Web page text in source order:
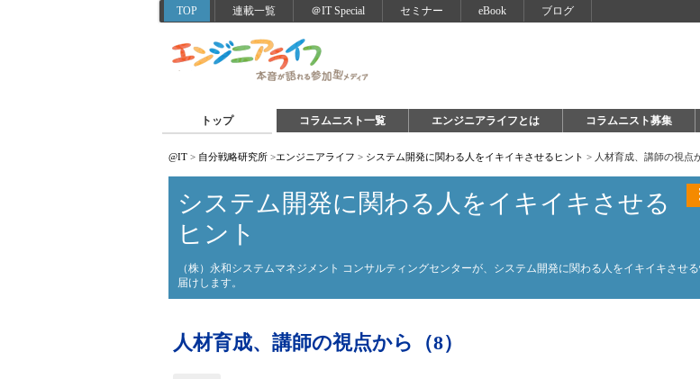
TOP 連載一覧 ＠IT Special セミナー eBook ブログ
トップ コラムニスト一覧 エンジニアライフとは コラムニスト募集
@IT > 自分戦略研究所 >エンジニアライフ > システム開発に関わる人をイキイキさせるヒント > 人材育成、講師の視点
システム開発に関わる人をイキイキさせる
ヒント
（株）永和システムマネジメント コンサルティングセンターが、システム開発に関わる人をイキイキさせ
届けします。
人材育成、講師の視点から（8）